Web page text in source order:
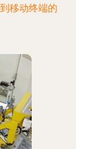
移动终端的